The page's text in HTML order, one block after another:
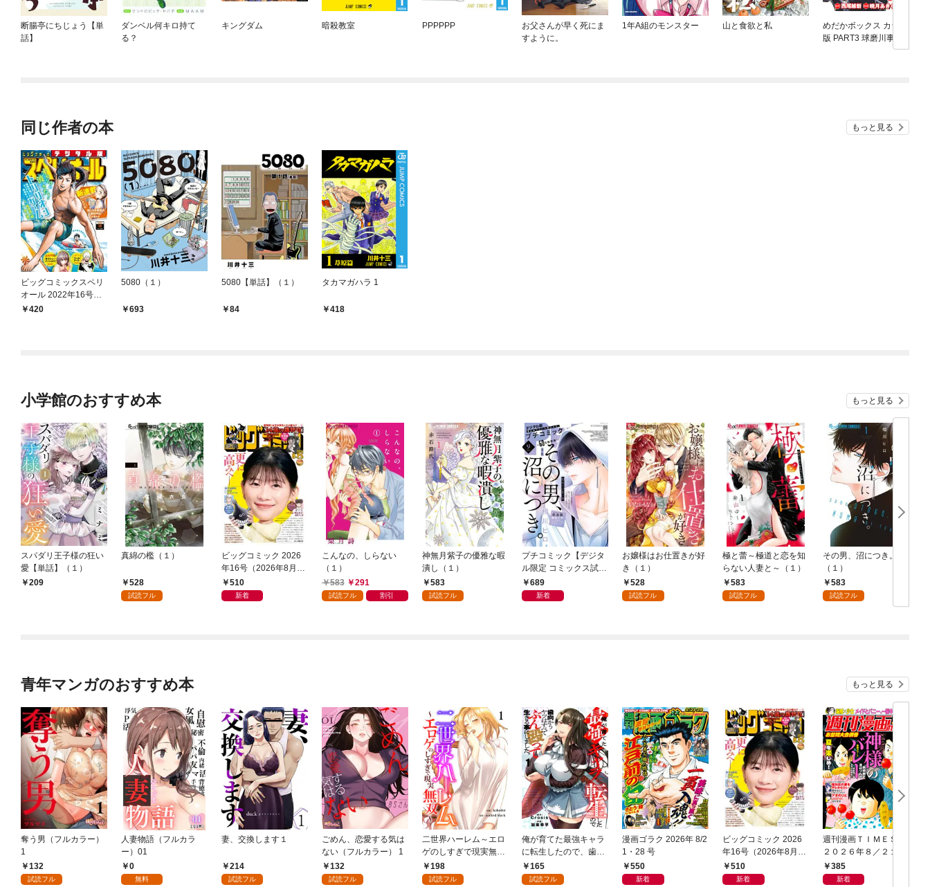
断腸亭にちじょう【単
話】
ダンベル何キロ持て
る？
キングダム 暗殺教室 PPPPPP
お父さんが早く死にま
すように。
1年A組のモンスター 山と食欲と私
めだかボックス カラー
版 PART3 球磨川事件
同じ作者の本 もっと見る
ビッグコミックスペリ
オール 2022年16号（2
022年7月22日発売）
420
5080（１）
693
5080【単話】（１）
84
タカマガハラ 1
418
小学館のおすすめ本 もっと見る
スパダリ王子様の狂い
愛【単話】（１）
209
真綿の檻（１）
528
試読フル
ビッグコミック 2026
年16号（2026年8月7
日発売）
510
新着
こんなの、しらない
（１）
583
291
試読フル 割引
神無月紫子の優雅な暇
潰し（１）
583
試読フル
プチコミック【デジタ
ル限定 コミックス試し
読み特典付き】 2026
年9月号（2026年8月7
689
新着
お嬢様はお仕置きが好
き（１）
528
試読フル
極と蕾～極道と恋を知
らない人妻と～（１）
583
試読フル
その男、沼につき。
（１）
583
試読フル
青年マンガのおすすめ本 もっと見る
奪う男（フルカラー）
1
132
試読フル
人妻物語（フルカラ
ー）01
0
無料
妻、交換します１
214
試読フル
ごめん、恋愛する気は
ない（フルカラー） 1
132
試読フル
二世界ハーレム～エロ
ゲのしすぎで現実無双
～１198
試読フル
俺が育てた最強キャラ
に転生したので、歯向
かうヤツはすべてぶん
殴って生きる事にしま
165
試読フル
漫画ゴラク 2026年 8/2
1・28 号
550
新着
ビッグコミック 2026
年16号（2026年8月7
日発売）
510
新着
週刊漫画ＴＩＭＥＳ
２０２６年８／２１・
２８合併号
385
新着